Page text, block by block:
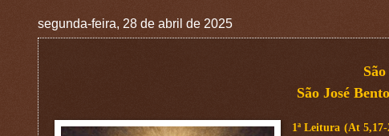
segunda-feira, 28 de abril de 2025
São José
1ª Leitura (At